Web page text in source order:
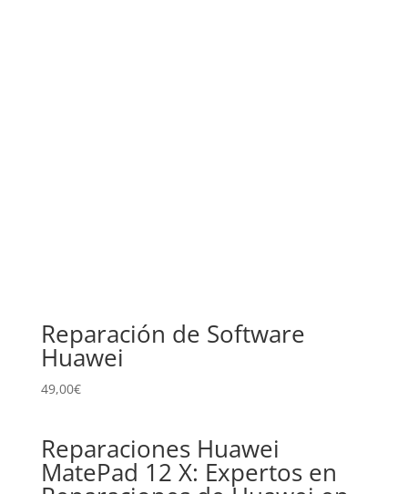
Reparación de Software
Huawei
49,00€
Reparaciones Huawei
MatePad 12 X: Expertos en